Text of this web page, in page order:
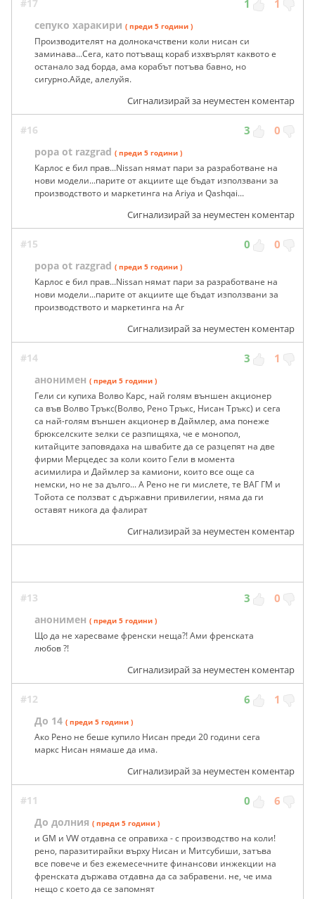
#17 1 1
сепуко харакири ( преди 5 години )
Производителят на долнокачствени коли нисан си
заминава...Сега, като потъващ кораб изхвърлят каквото е
останало зад борда, ама корабът потъва бавно, но
сигурно.Айде, алелуйя.
Сигнализирай за неуместен коментар
#16 3 0
popa ot razgrad ( преди 5 години )
Карлос е бил прав...Nissan нямат пари за разработване на
нови модели...парите от акциите ще бъдат използвани за
производството и маркетинга на Ariya и Qashqai...
Сигнализирай за неуместен коментар
#15 0 0
popa ot razgrad ( преди 5 години )
Карлос е бил прав...Nissan нямат пари за разработване на
нови модели...парите от акциите ще бъдат използвани за
производството и маркетинга на Ar
Сигнализирай за неуместен коментар
#14 3 1
анонимен ( преди 5 години )
Гели си купиха Волво Карс, най голям външен акционер
са във Волво Тръкс(Волво, Рено Тръкс, Нисан Тръкс) и сега
са най-голям външен акционер в Даймлер, ама понеже
брюкселските зелки се разпищяха, че е монопол,
китайците заповядаха на швабите да се разцепят на две
фирми Мерцедес за коли които Гели в момента
асимилира и Даймлер за камиони, които все още са
немски, но не за дълго... А Рено не ги мислете, те ВАГ ГМ и
Тойота се ползват с държавни привилегии, няма да ги
оставят никога да фалират
Сигнализирай за неуместен коментар
#13 3 0
анонимен ( преди 5 години )
Що да не харесваме френски неща?! Ами френската
любов ?!
Сигнализирай за неуместен коментар
#12 6 1
До 14 ( преди 5 години )
Ако Рено не беше купило Нисан преди 20 години сега
маркс Нисан нямаше да има.
Сигнализирай за неуместен коментар
#11 0 6
До долния ( преди 5 години )
и GM и VW отдавна се оправиха - с производство на коли!
рено, паразитирайки върху Нисан и Митсубиши, затъва
все повече и без ежемесечните финансови инжекции на
френската държава отдавна да са забравени. не, че има
нещо с което да се запомнят